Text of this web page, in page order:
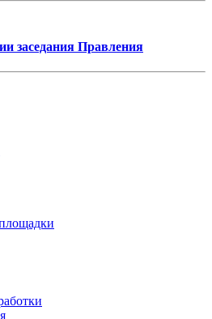
заседания Правления